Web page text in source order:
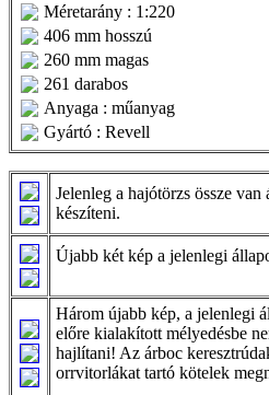
Méretarány : 1:220
406 mm hosszú
260 mm magas
261 darabos
Anyaga : műanyag
Gyártó : Revell
Jelenleg a hajótörzs össze
készíteni.
Újabb két kép a jelenlegi
Három újabb kép, a jelenlegi
előre kialakított mélyedésbe
hajlítani! Az árboc
orrvitorlákat tartó kötelek